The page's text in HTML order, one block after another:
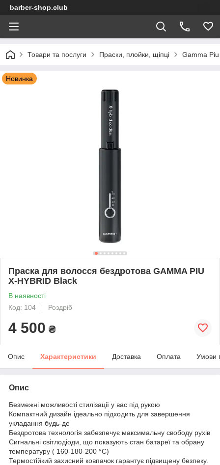
barber-shop.club
Товари та послуги Праски, плойки, щіпці Gamma Piu
Новинка
Праска для волосся бездротова GAMMA PIU
X-HYBRID Black
В наявності
Код: 104
Роздріб
4 500 ₴
Опис Характеристики Доставка Оплата Умови
Опис
Безмежні можливості стилізації у вас під рукою
Компактний дизайн ідеально підходить для завершення
укладання будь-де
Бездротова технологія забезпечує максимальну свободу рухів
Сигнальні світлодіоди, що показують стан батареї та обрану
температуру ( 160-180-200 °C)
Термостійкий захисний ковпачок гарантує підвищену безпеку.